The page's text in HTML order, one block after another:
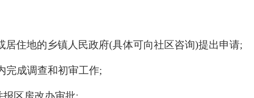
居住地的乡镇人民政府(具体可向社区咨询)提出申请;
完成调查和初审工作;